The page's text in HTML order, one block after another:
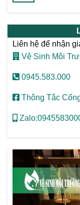
Liên hệ để nhận
Vệ Sinh Môi
0945.583.000
Thông Tắc